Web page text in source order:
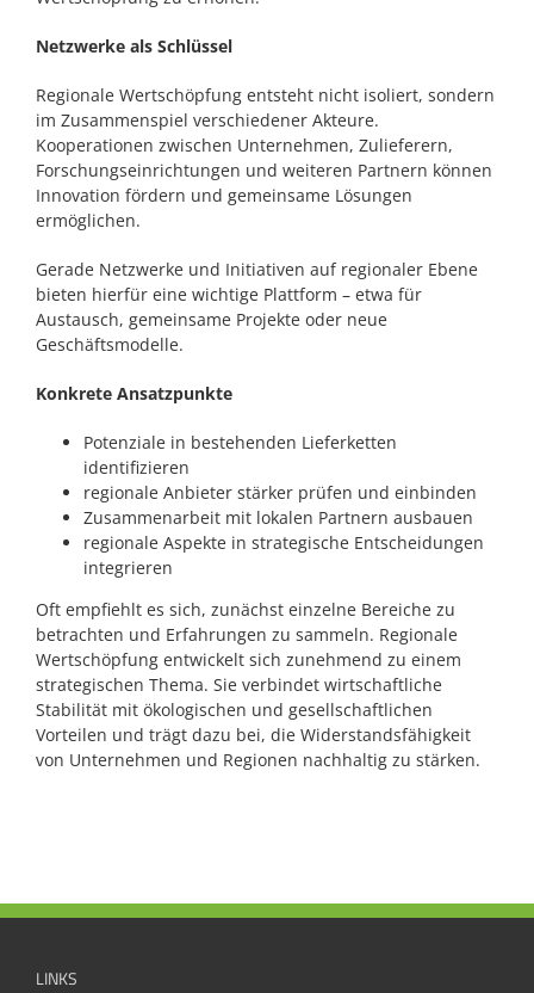
Netzwerke als Schlüssel
Regionale Wertschöpfung entsteht nicht isoliert, sondern
im Zusammenspiel verschiedener Akteure.
Kooperationen zwischen Unternehmen, Zulieferern,
Forschungseinrichtungen und weiteren Partnern können
Innovation fördern und gemeinsame Lösungen
ermöglichen.
Gerade Netzwerke und Initiativen auf regionaler Ebene
bieten hierfür eine wichtige Plattform – etwa für
Austausch, gemeinsame Projekte oder neue
Geschäftsmodelle.
Konkrete Ansatzpunkte
Potenziale in bestehenden Lieferketten
identifizieren
regionale Anbieter stärker prüfen und einbinden
Zusammenarbeit mit lokalen Partnern ausbauen
regionale Aspekte in strategische Entscheidungen
integrieren
Oft empfiehlt es sich, zunächst einzelne Bereiche zu
betrachten und Erfahrungen zu sammeln. Regionale
Wertschöpfung entwickelt sich zunehmend zu einem
strategischen Thema. Sie verbindet wirtschaftliche
Stabilität mit ökologischen und gesellschaftlichen
Vorteilen und trägt dazu bei, die Widerstandsfähigkeit
von Unternehmen und Regionen nachhaltig zu stärken.
LINKS